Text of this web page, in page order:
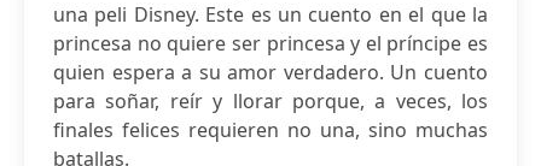
una peli Disney. Este es un cuento en el que la
princesa no quiere ser princesa y el príncipe es
quien espera a su amor verdadero. Un cuento
para soñar, reír y llorar porque, a veces, los
finales felices requieren no una, sino muchas
batallas.